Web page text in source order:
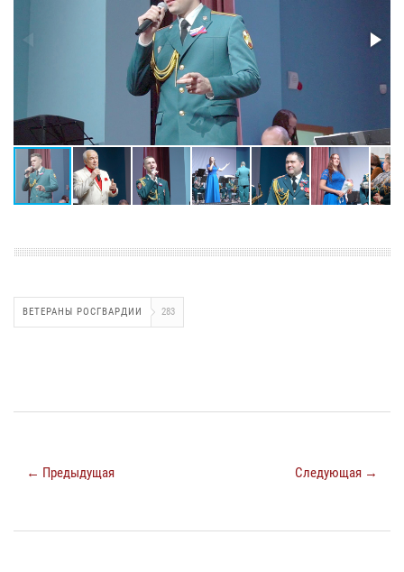
ВЕТЕРАНЫ РОСГВАРДИИ 283
← Предыдущая Следующая →